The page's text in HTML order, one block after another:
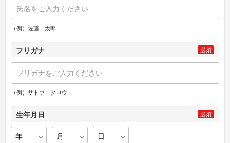
（例）佐藤 太郎
フリガナ 必須
（例）サトウ タロウ
生年月日 必須